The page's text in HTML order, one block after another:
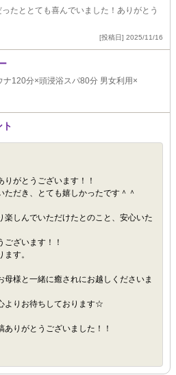
たととても喜んでいました！ありがとう
[投稿日] 2025/11/16
ナ120分×頭浸浴スパ80分 男女利用×
がとうございます！！
だき、とても嬉しかったです＾＾
楽しんでいただけたとのこと、安心いた
ざいます！！
す。
母様と一緒に癒されにお越しくださいま
よりお待ちしております☆
りがとうございました！！